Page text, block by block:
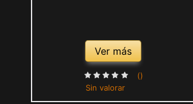
Ver más
Sin valorar
()